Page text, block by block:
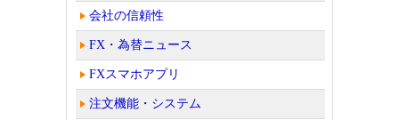
会社の信頼性
FX・為替ニュース
FXスマホアプリ
注文機能・システム